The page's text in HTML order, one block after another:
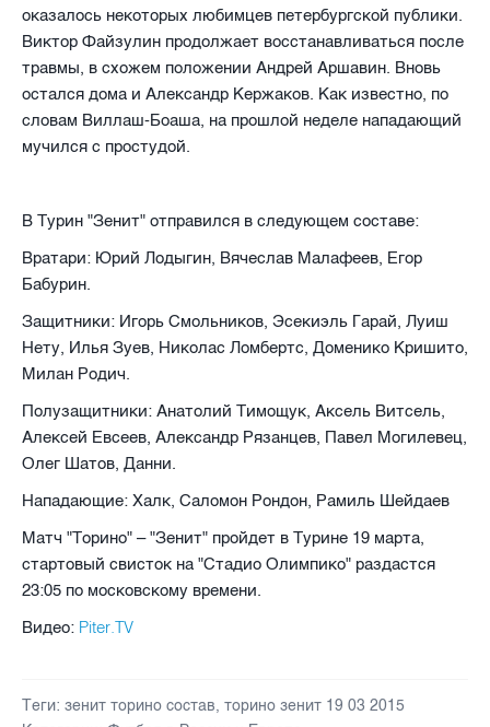
оказалось некоторых любимцев петербургской публики.
Виктор Файзулин продолжает восстанавливаться после
травмы, в схожем положении Андрей Аршавин. Вновь
остался дома и Александр Кержаков. Как известно, по
словам Виллаш-Боаша, на прошлой неделе нападающий
мучился с простудой.
В Турин "Зенит" отправился в следующем составе:
Вратари: Юрий Лодыгин, Вячеслав Малафеев, Егор
Бабурин.
Защитники: Игорь Смольников, Эсекиэль Гарай, Луиш
Нету, Илья Зуев, Николас Ломбертс, Доменико Кришито,
Милан Родич.
Полузащитники: Анатолий Тимощук, Аксель Витсель,
Алексей Евсеев, Александр Рязанцев, Павел Могилевец,
Олег Шатов, Данни.
Нападающие: Халк, Саломон Рондон, Рамиль Шейдаев
Матч "Торино" – "Зенит" пройдет в Турине 19 марта,
стартовый свисток на "Стадио Олимпико" раздастся
23:05 по московскому времени.
Видео: Piter.TV
Теги: зенит торино состав, торино зенит 19 03 2015